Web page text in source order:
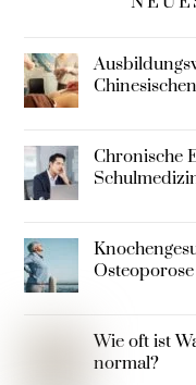
Chronische
Wie oft ist
normal?